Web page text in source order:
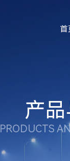
首
产
PRODUCTS